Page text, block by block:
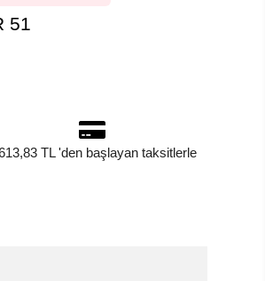
51
TL 'den başlayan taksitlerle